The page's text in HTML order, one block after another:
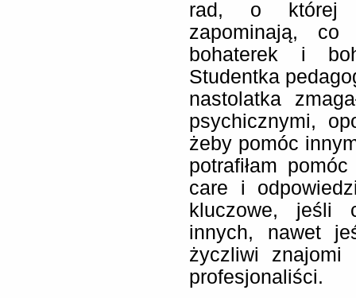
rad, o której
zapominają,
bohaterek i
Studentka
nastolatka
psychicznymi,
żeby pomóc
potrafiłam
care i
kluczowe, jeśli
innych, nawet
życzliwi
profesjonaliści.